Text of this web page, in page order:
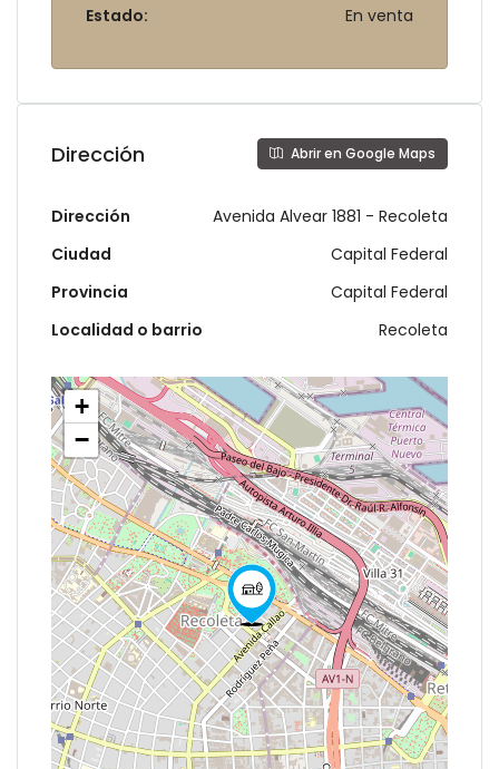
Estado: En venta
Dirección Abrir en Google Maps
Dirección
Avenida Alvear 1881 - Recoleta
Ciudad
Capital Federal
Provincia
Capital Federal
Localidad o barrio
Recoleta
+
−